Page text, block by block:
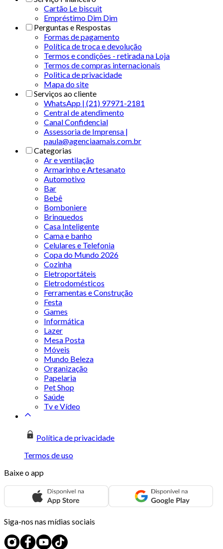
Cartão Le biscuit
Empréstimo Dim Dim
Perguntas e Respostas
Formas de pagamento
Política de troca e devolução
Termos e condições - retirada na Loja
Termos de compras internacionais
Politica de privacidade
Mapa do site
Serviços ao cliente
WhatsApp | (21) 97971-2181
Central de atendimento
Canal Confidencial
Assessoria de Imprensa |
paula@agenciaamais.com.br
Categorias
Ar e ventilação
Armarinho e Artesanato
Automotivo
Bar
Bebê
Bomboniere
Brinquedos
Casa Inteligente
Cama e banho
Celulares e Telefonia
Copa do Mundo 2026
Cozinha
Eletroportáteis
Eletrodomésticos
Ferramentas e Construção
Festa
Games
Informática
Lazer
Mesa Posta
Móveis
Mundo Beleza
Organização
Papelaria
Pet Shop
Saúde
Tv e Vídeo
Política de privacidade
Termos de uso
Baixe o app
Siga-nos nas mídias sociais